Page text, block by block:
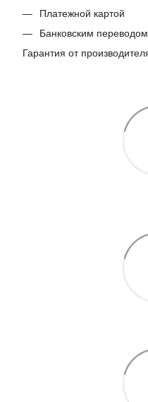
Платежной картой
Банковским переводом
Гарантия от